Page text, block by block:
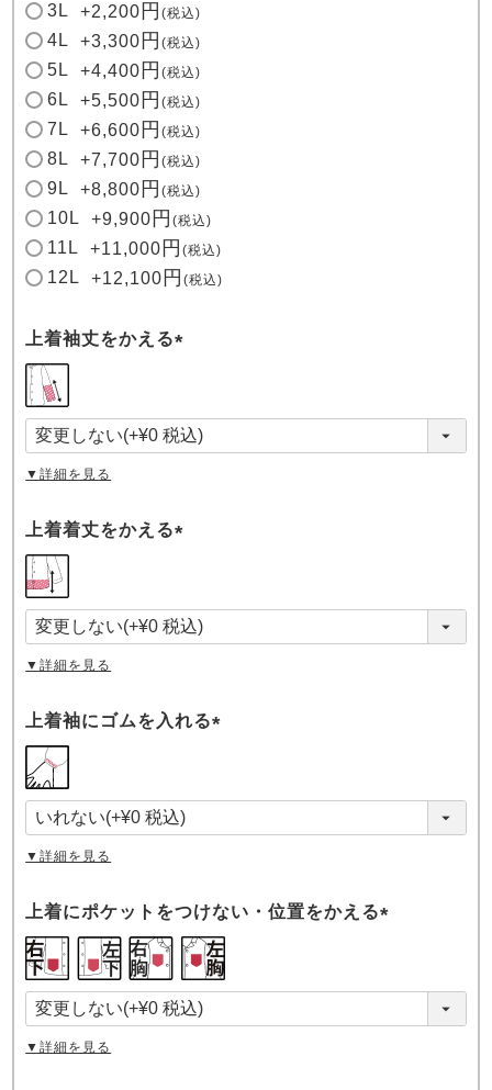
3L +2,200 税込
4L +3,300 税込
5L +4,400 税込
6L +5,500 税込
7L +6,600 税込
8L +7,700 税込
9L +8,800 税込
10L +9,900 税込
11L +11,000 税込
12L +12,100 税込
上着袖丈をかえる
須
)
▼詳細を見る
上着着丈をかえる
須
)
▼詳細を見る
上着袖にゴムを入れる
須
)
▼詳細を見る
上着にポケットをつけない・位置をかえる
須
)
▼詳細を見る